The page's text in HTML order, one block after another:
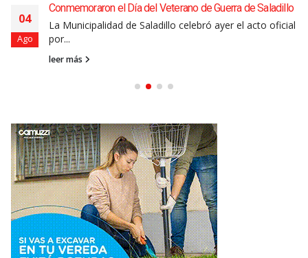
04
Ago
Conmemoraron el Día del Veterano de Guerra de Saladillo
La Municipalidad de Saladillo celebró ayer el acto oficial
por...
leer más